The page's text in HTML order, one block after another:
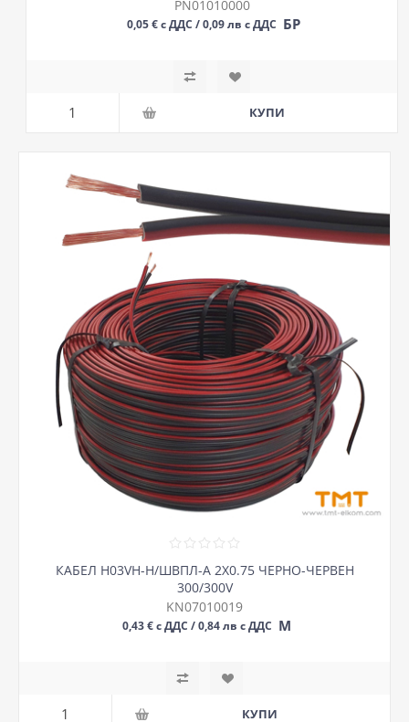
PN01010000
0,05 € с ДДС / 0,09 лв с ДДС БР
КАБЕЛ H03VH-H/ШВПЛ-А 2Х0.75 ЧЕРНО-ЧЕРВЕН
300/300V
KN07010019
0,43 € с ДДС / 0,84 лв с ДДС М